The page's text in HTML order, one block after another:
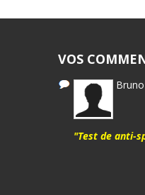
VOS
Bruno
"Test de anti-